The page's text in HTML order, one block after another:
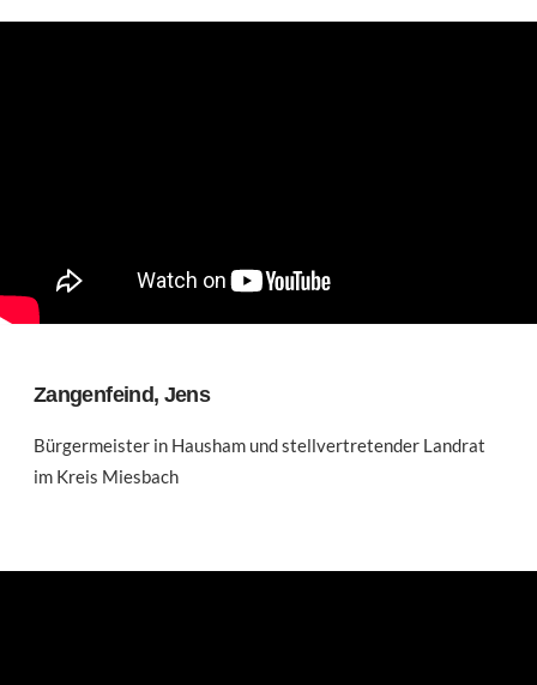
Zangenfeind, Jens
Bürgermeister in Hausham und stellvertretender Landrat
im Kreis Miesbach